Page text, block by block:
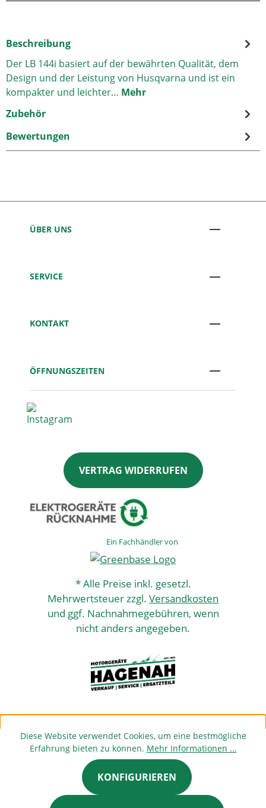
Beschreibung
Der LB 144i basiert auf der bewährten Qualität, dem
Design und der Leistung von Husqvarna und ist ein
kompakter und leichter… Mehr
Zubehör
Bewertungen
ÜBER UNS
SERVICE
KONTAKT
ÖFFNUNGSZEITEN
VERTRAG WIDERRUFEN
Ein Fachhändler von
* Alle Preise inkl. gesetzl.
Mehrwertsteuer zzgl. Versandkosten
und ggf. Nachnahmegebühren, wenn
nicht anders angegeben.
Diese Website verwendet Cookies, um eine bestmögliche
Erfahrung bieten zu können. Mehr Informationen ...
KONFIGURIEREN